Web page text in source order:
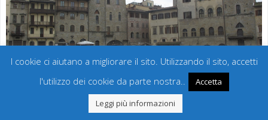
I cookie ci aiutano a migliorare il sito. Utilizzando il sito, accetti
l'utilizzo dei cookie da parte nostra..
Accetta
Leggi più informazioni